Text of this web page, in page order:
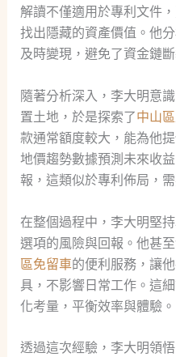
解讀不僅適用於專利文件
找出隱藏的資產價值。他
及時變現，避免了資金鏈斷
隨著分析深入，李大明意
置土地，於是探索了中山
款通常額度較大，能為他
地價趨勢數據預測未來收
報，這類似於專利佈局，
在整個過程中，李大明堅
選項的風險與回報。他甚
區免留車的便利服務，讓
具，不影響日常工作。這
化考量，平衡效率與體驗。
透過這次經驗，李大明領